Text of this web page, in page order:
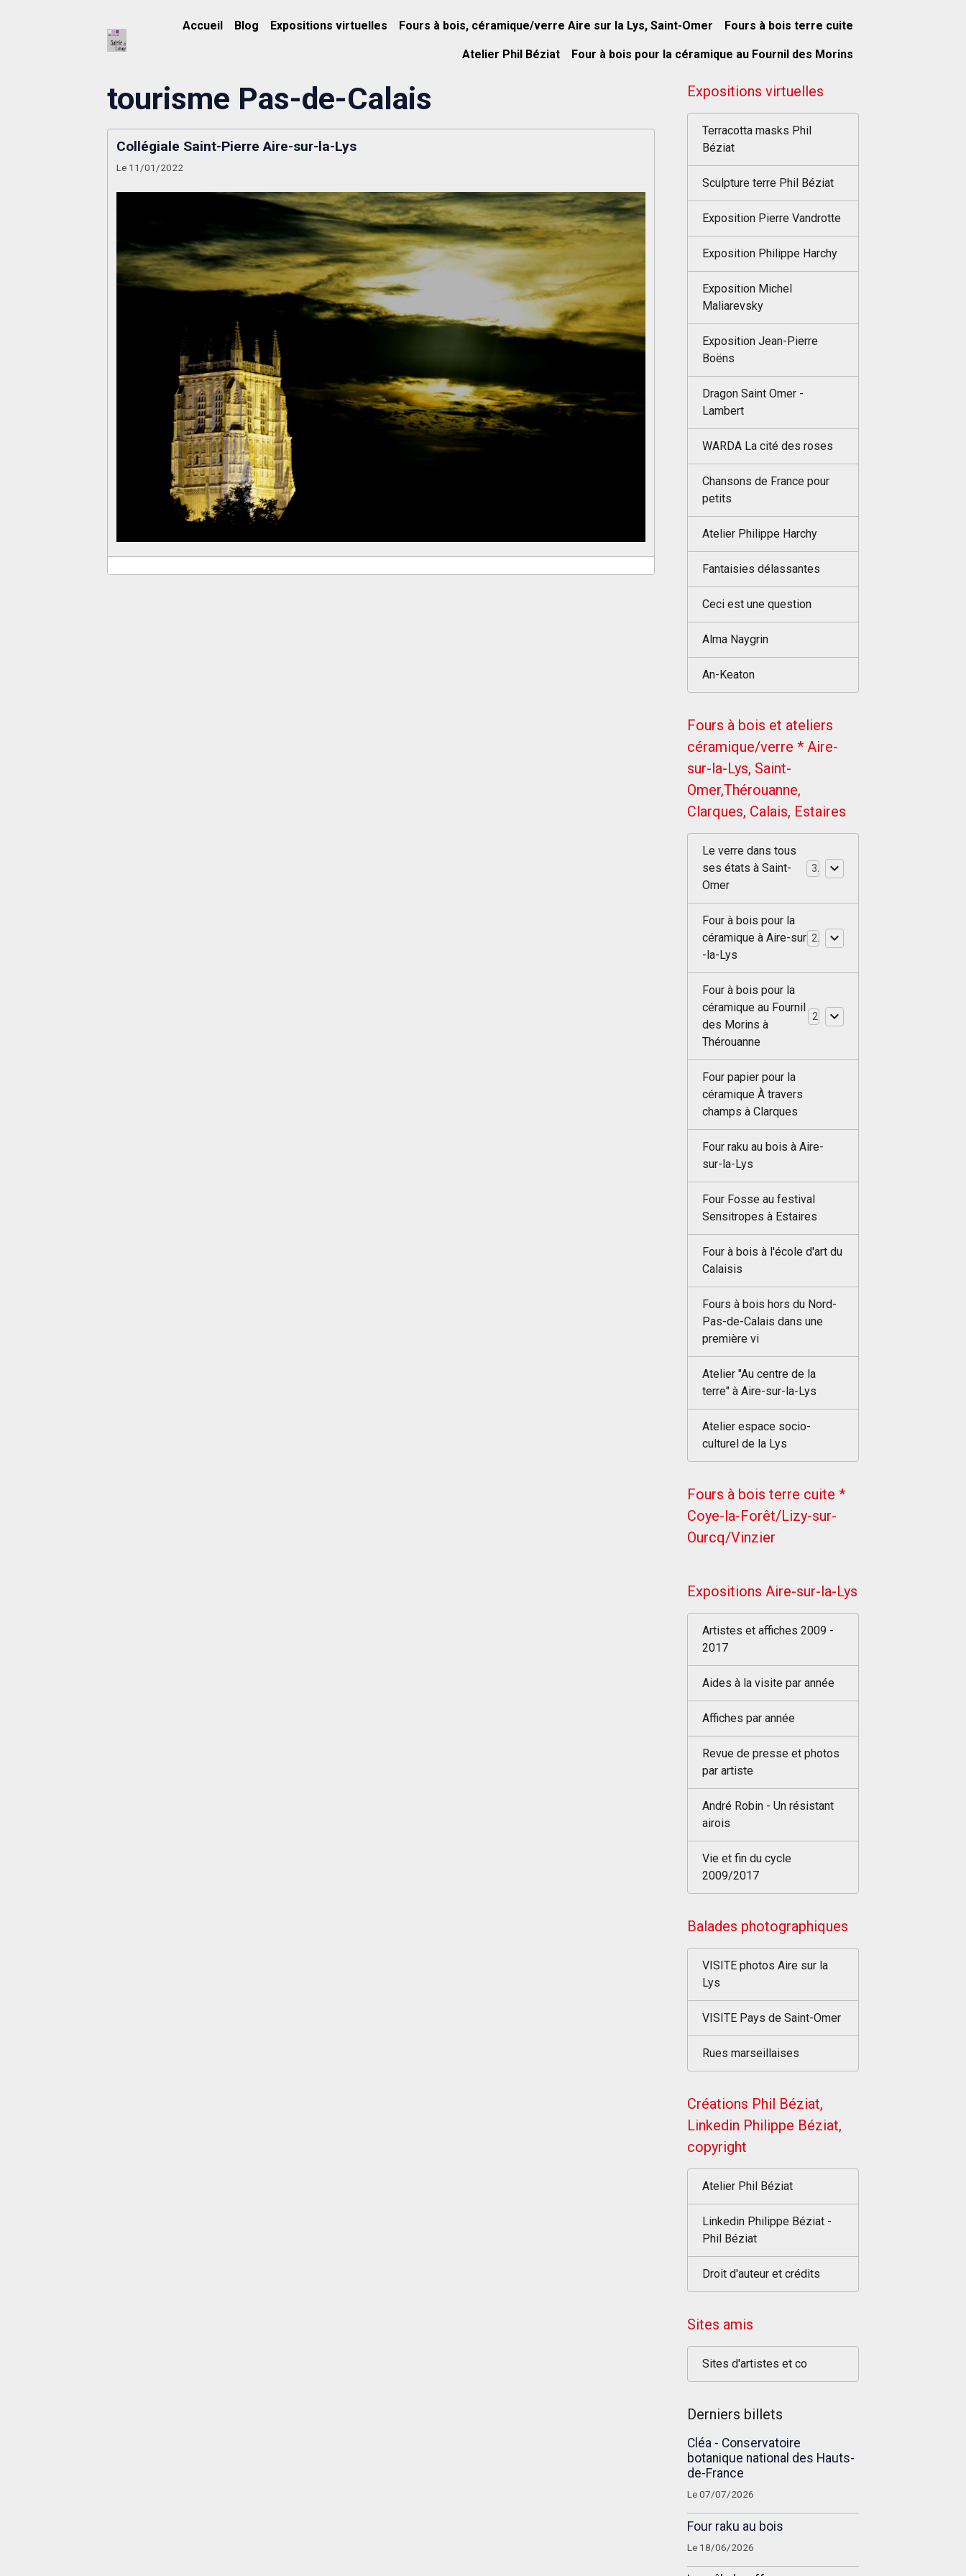
Accueil Blog Expositions virtuelles Fours à bois, céramique/verre Aire sur la Lys, Saint-Omer Fours à bois terre cuite
Atelier Phil Béziat Four à bois pour la céramique au Fournil des Morins
tourisme Pas-de-Calais
Collégiale Saint-Pierre Aire-sur-la-Lys
Le 11/01/2022
Expositions virtuelles
Terracotta masks Phil
Béziat
Sculpture terre Phil Béziat
Exposition Pierre Vandrotte
Exposition Philippe Harchy
Exposition Michel
Maliarevsky
Exposition Jean-Pierre
Boëns
Dragon Saint Omer -
Lambert
WARDA La cité des roses
Chansons de France pour
petits
Atelier Philippe Harchy
Fantaisies délassantes
Ceci est une question
Alma Naygrin
An-Keaton
Fours à bois et ateliers
céramique/verre * Aire-
sur-la-Lys, Saint-
Omer,Thérouanne,
Clarques, Calais, Estaires
Le verre dans tous
ses états à Saint-
Omer
Four à bois pour la
céramique à Aire-sur
-la-Lys
Four à bois pour la
céramique au Fournil
des Morins à
Thérouanne
Four papier pour la
céramique À travers
champs à Clarques
Four raku au bois à Aire-
sur-la-Lys
Four Fosse au festival
Sensitropes à Estaires
Four à bois à l'école d'art du
Calaisis
Fours à bois hors du Nord-
Pas-de-Calais dans une
première vi
Atelier "Au centre de la
terre" à Aire-sur-la-Lys
Atelier espace socio-
culturel de la Lys
Fours à bois terre cuite *
Coye-la-Forêt/Lizy-sur-
Ourcq/Vinzier
Expositions Aire-sur-la-Lys
Artistes et affiches 2009 -
2017
Aides à la visite par année
Affiches par année
Revue de presse et photos
par artiste
André Robin - Un résistant
airois
Vie et fin du cycle
2009/2017
Balades photographiques
VISITE photos Aire sur la
Lys
VISITE Pays de Saint-Omer
Rues marseillaises
Créations Phil Béziat,
Linkedin Philippe Béziat,
copyright
Atelier Phil Béziat
Linkedin Philippe Béziat -
Phil Béziat
Droit d'auteur et crédits
Sites amis
Sites d'artistes et co
Derniers billets
Cléa - Conservatoire
botanique national des Hauts-
de-France
Le 07/07/2026
Four raku au bois
Le 18/06/2026